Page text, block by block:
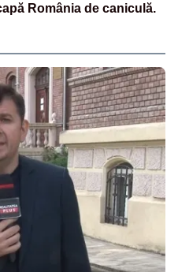
România de caniculă.